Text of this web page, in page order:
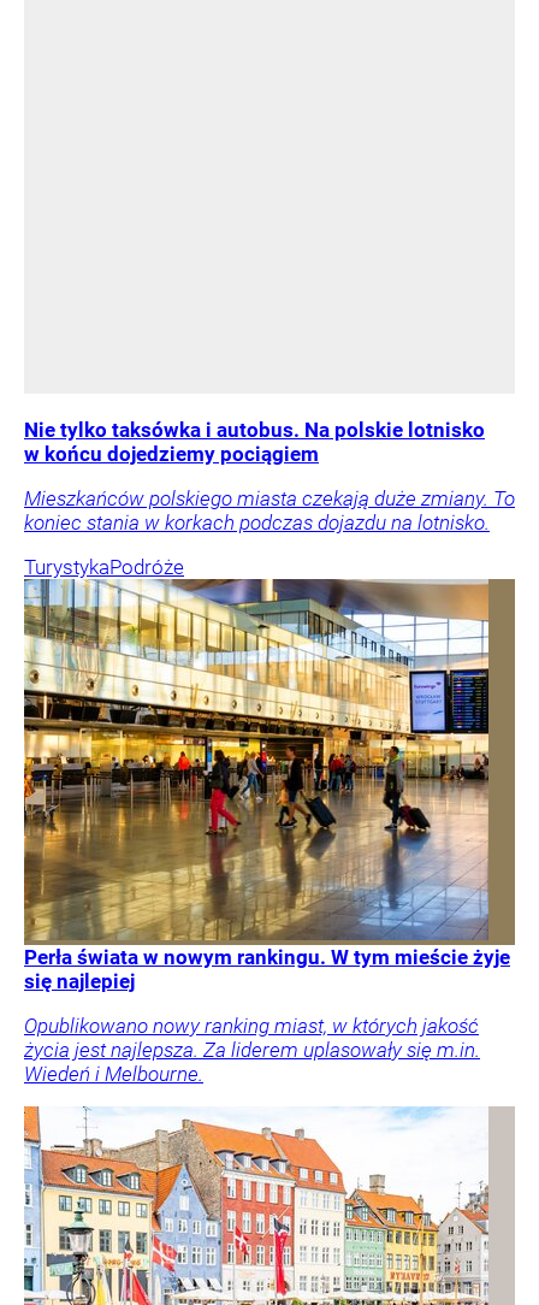
Nie tylko taksówka i autobus. Na polskie lotnisko
w końcu dojedziemy pociągiem
Mieszkańców polskiego miasta czekają duże zmiany. To
koniec stania w korkach podczas dojazdu na lotnisko.
TurystykaPodróże
Perła świata w nowym rankingu. W tym mieście żyje
się najlepiej
Opublikowano nowy ranking miast, w których jakość
życia jest najlepsza. Za liderem uplasowały się m.in.
Wiedeń i Melbourne.